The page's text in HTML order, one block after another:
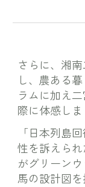
さらに、湘
し、農ある
ラムに加え
際に体感しま
「日本列島
性を訴えら
がグリーン
馬の設計図を